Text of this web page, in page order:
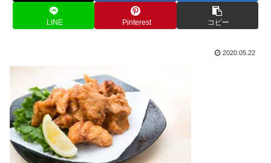
LINE Pinterest コピー
2020.05.22